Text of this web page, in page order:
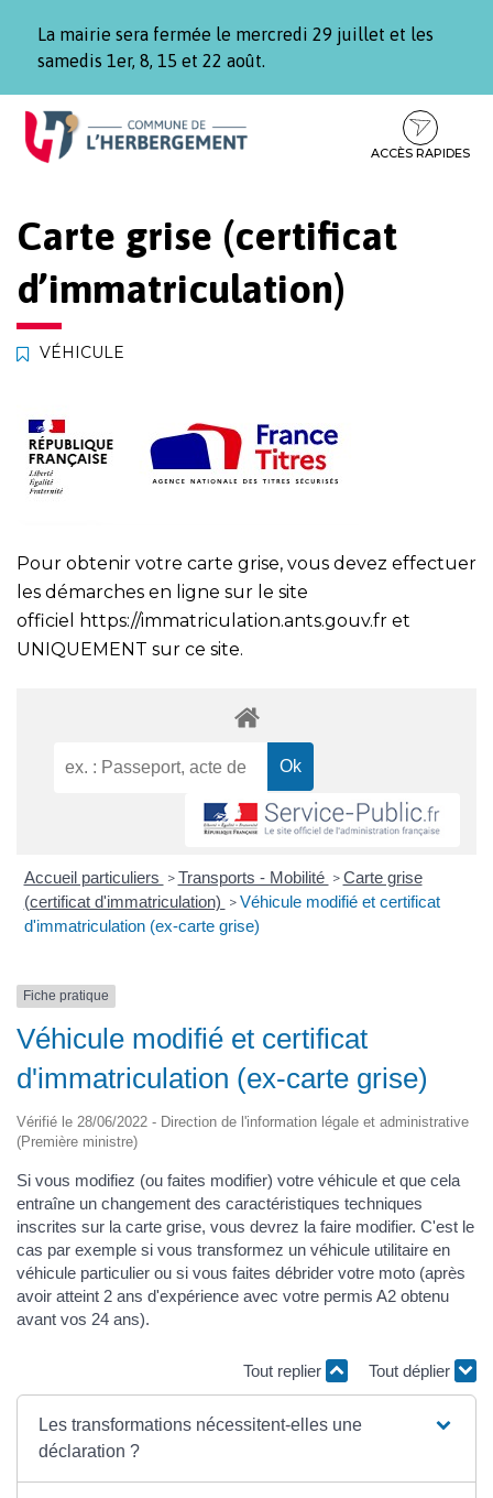
La mairie sera fermée le mercredi 29 juillet et les
samedis 1er, 8, 15 et 22 août.
Aller
Aller
contenu
Aller
pied
ACCÈS RAPIDES
Carte grise (certificat
d’immatriculation)
VÉHICULE
Pour obtenir votre carte grise, vous devez effectuer
les démarches en ligne sur le site
officiel
https://immatriculation.ants.gouv.fr et
UNIQUEMENT sur ce site.
Accueil particuliers > Transports - Mobilité > Carte grise
(certificat d'immatriculation) > Véhicule modifié et certificat
d'immatriculation (ex-carte grise)
Fiche pratique
Véhicule modifié et certificat
d'immatriculation (ex-carte grise)
Vérifié le 28/06/2022 - Direction de l'information légale et administrative
(Première ministre)
Si vous modifiez (ou faites modifier) votre véhicule et que cela
entraîne un changement des caractéristiques techniques
inscrites sur la carte grise, vous devrez la faire modifier. C'est le
cas par exemple si vous transformez un véhicule utilitaire en
véhicule particulier ou si vous faites débrider votre moto (après
avoir atteint 2 ans d'expérience avec votre permis A2 obtenu
avant vos 24 ans).
Tout replier Tout déplier
Les transformations nécessitent-elles une
déclaration ?